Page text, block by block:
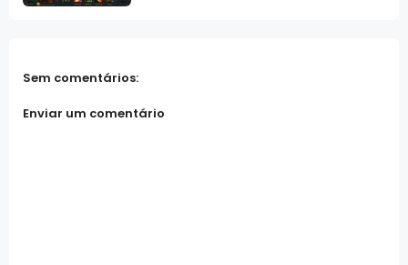
Sem comentários:
Enviar um comentário